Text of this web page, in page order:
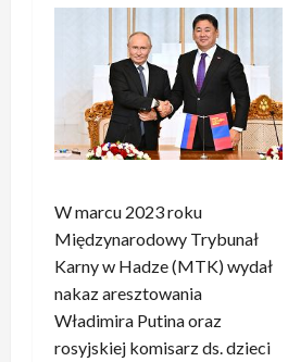
W marcu 2023 roku
Międzynarodowy Trybunał
Karny w Hadze (MTK) wydał
nakaz aresztowania
Władimira Putina oraz
rosyjskiej komisarz ds. dzieci